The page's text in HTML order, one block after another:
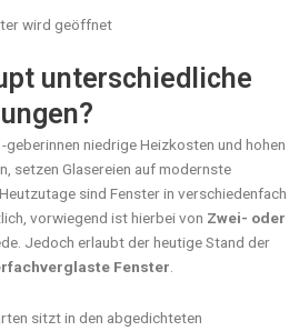
unterschiedliche
niedrige Heizkosten und hohen
setzen Glasereien auf modernste
sind Fenster in verschiedenfach
vorwiegend ist hierbei von Zwei- oder
Jedoch erlaubt der heutige Stand der
Fenster
sitzt in den abgedichteten